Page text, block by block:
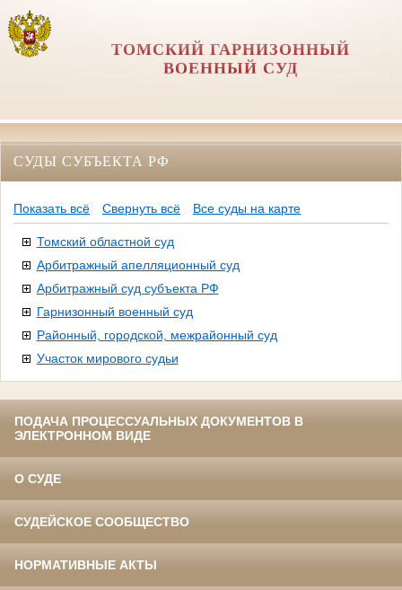
ТОМСКИЙ ГАРНИЗОННЫЙ
ВОЕННЫЙ СУД
СУДЫ СУБЪЕКТА РФ
Показать всё Свернуть всё Все суды на карте
Томский областной суд
Арбитражный апелляционный суд
Арбитражный суд субъекта РФ
Гарнизонный военный суд
Районный, городской, межрайонный суд
Участок мирового судьи
ПОДАЧА ПРОЦЕССУАЛЬНЫХ ДОКУМЕНТОВ В
ЭЛЕКТРОННОМ ВИДЕ
О СУДЕ
СУДЕЙСКОЕ СООБЩЕСТВО
НОРМАТИВНЫЕ АКТЫ